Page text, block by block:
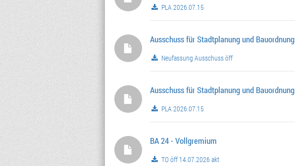
PLA 2026.07.15
Ausschuss für Stadtplanung und Bauordnung
Neufassung Ausschuss öff
Ausschuss für Stadtplanung und Bauordnung
PLA 2026.07.15
BA 24 - Vollgremium
TO öff 14.07.2026 akt